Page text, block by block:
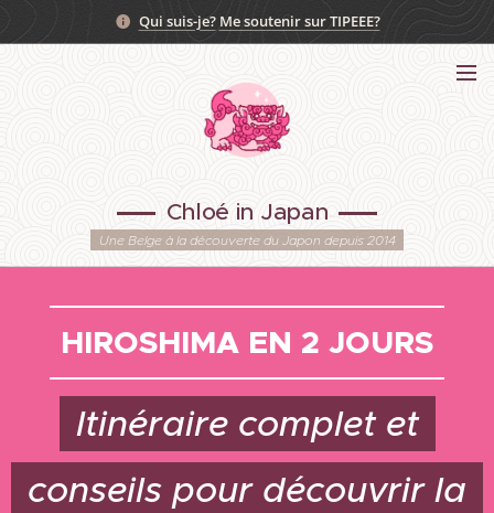
Qui suis-je? Me soutenir sur TIPEEE?
Chloé in Japan
Une Belge à la découverte du Japon depuis 2014
HIROSHIMA EN 2 JOURS
Itinéraire complet et
conseils pour découvrir la